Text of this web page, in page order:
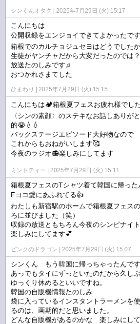
シンくんオタク 2025年7月29日 (火) 15:17
こんにちは
公開収録をエンジョイできてよかったで
箱根でのカルチョジュセヨはどうでした
生徒がヤンチャだから大変だったのでは
放送たのしみです♫
おつかれさまてした
ひまわり 2025年7月29日 (火) 15:15
こんにちは🏕️箱根夏フェスお疲れ様でした
〈シンの素顔〉のステキなお話しありが
的😭💧💧
バックステージエピソード大好物なので
これからもおねがいします🥰
今夜のラジオ📻️楽しみにしてます
ミントティー 2025年7月29日 (火) 15:11
箱根夏フェスのTシャツ着て韓国に帰った
Fヨコ愛にあふれてる👍
わたしも新宿駅のホームで箱根夏フェス
ろに並びました（笑）
収録の放送ともちろん今夜のシンピナイ
楽しみにしてます💕
ピンクのドラゴン 2025年7月29日 (火) 15:07
シンくん もう韓国に帰っちゃったんです
あっでもタイにずっといたのだから久し
ゆっくり休めるといいですね。
韓国の自販機情報たのしみ
袋に入っているインスタントラーメンを
るのは、画期的だと思いました。
どんな自販機があるのかな 楽しみにして